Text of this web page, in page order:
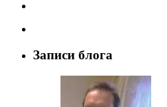
Записи блога